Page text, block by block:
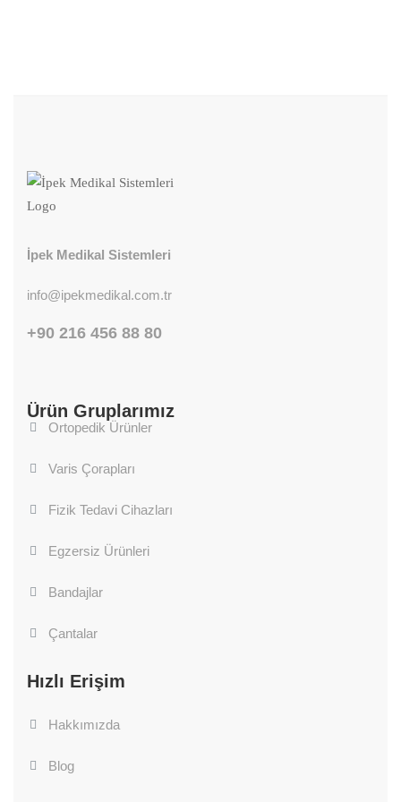
İpek Medikal Sistemleri
info@ipekmedikal.com.tr
+90 216 456 88 80
Ürün Gruplarımız
Ortopedik Ürünler
Varis Çorapları
Fizik Tedavi Cihazları
Egzersiz Ürünleri
Bandajlar
Çantalar
Hızlı Erişim
Hakkımızda
Blog